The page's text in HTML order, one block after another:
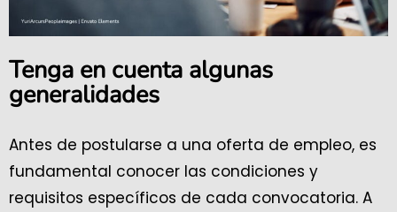
Tenga en cuenta algunas
generalidades
Antes de postularse a una oferta de empleo, es
fundamental conocer las condiciones y
requisitos específicos de cada convocatoria. A